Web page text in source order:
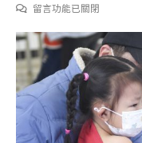
在
港
5
至
11
岁
儿
童
留言功能已關閉